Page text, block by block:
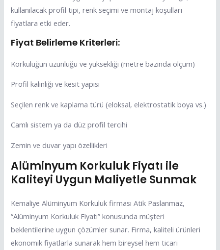
kullanılacak profil tipi, renk seçimi ve montaj koşulları
fiyatlara etki eder.
Fiyat Belirleme Kriterleri:
Korkuluğun uzunluğu ve yüksekliği (metre bazında ölçüm)
Profil kalınlığı ve kesit yapısı
Seçilen renk ve kaplama türü (eloksal, elektrostatik boya vs.)
Camlı sistem ya da düz profil tercihi
Zemin ve duvar yapı özellikleri
Alüminyum Korkuluk Fiyatı ile
Kaliteyi Uygun Maliyetle Sunmak
Kemaliye Alüminyum Korkuluk firması Atik Paslanmaz,
“Alüminyum Korkuluk Fiyatı” konusunda müşteri
beklentilerine uygun çözümler sunar. Firma, kaliteli ürünleri
ekonomik fiyatlarla sunarak hem bireysel hem ticari